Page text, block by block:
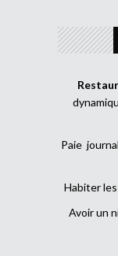
Paie
Habiter
Avoir un